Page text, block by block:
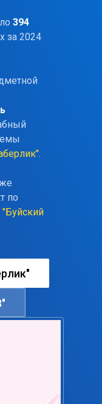
394
за 2024
.
по